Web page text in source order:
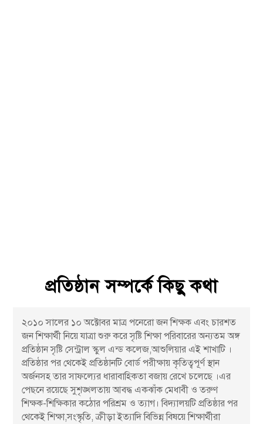
প্রতিষ্ঠান সম্পর্কে কিছু কথা
২০১০ সালের ১০ অক্টোবর মাত্র পনেরো জন শিক্ষক এবং চারশত
জন শিক্ষার্থী নিয়ে যাত্রা শুরু করে সৃষ্টি শিক্ষা পরিবারের অন্যতম অঙ্গ
প্রতিষ্ঠান সৃষ্টি সেন্ট্রাল স্কুল এন্ড কলেজ,আশুলিয়ার এই শাখাটি ।
প্রতিষ্ঠার পর থেকেই প্রতিষ্ঠানটি বোর্ড পরীক্ষায় কৃতিত্বপূর্ণ স্থান
অর্জনসহ তার সাফল্যের ধারাবাহিকতা বজায় রেখে চলেছে ।এর
পেছনে রয়েছে সুশৃঙ্খলতায় আবদ্ধ একঝাঁক মেধাবী ও তরুণ
শিক্ষক-শিক্ষিকার কঠোর পরিশ্রম ও ত্যাগ। বিদ্যালয়টি প্রতিষ্ঠার পর
থেকেই শিক্ষা,সংস্কৃতি, ক্রীড়া ইত্যাদি বিভিন্ন বিষয়ে শিক্ষার্থীরা